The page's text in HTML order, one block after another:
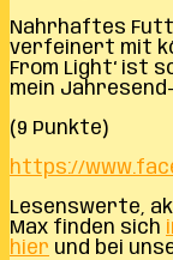
Nahrhaftes
verfeinert mit
From Light‘ ist
mein
(9 Punkte)
https://
Lesenswerte,
Max finden sich
hier und bei